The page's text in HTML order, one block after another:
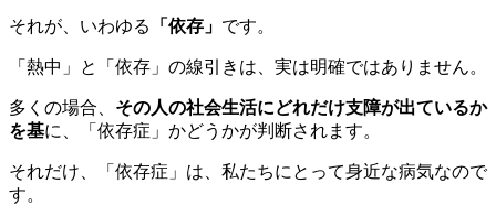
それが、いわゆる 「依存」 です。
「熱中」と「依存」の線引きは、実は明確ではありません。
多くの場合、 その人の社会生活にどれだけ支障が出ているか
を基に、「依存症」かどうかが判断されます。
それだけ、「依存症」は、私たちにとって身近な病気なので
す。